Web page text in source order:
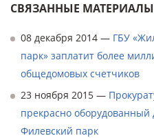
СВЯЗАННЫЕ
08 декабря 2014 — ГБУ
парк» заплатит более
общедомовых счетчиков
23 ноября 2015 —
прекрасно оборудованный
Филевский парк